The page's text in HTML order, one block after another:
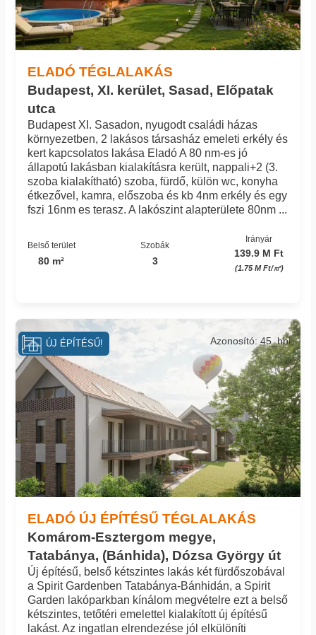
ELADÓ TÉGLALAKÁS
Budapest, XI. kerület, Sasad, Előpatak
utca
Budapest XI. Sasadon, nyugodt családi házas
környezetben, 2 lakásos társasház emeleti erkély és
kert kapcsolatos lakása Eladó A 80 nm-es jó
állapotú lakásban kialakításra került, nappali+2 (3.
szoba kialakítható) szoba, fürdő, külön wc, konyha
étkezővel, kamra, előszoba és kb 4nm erkély és egy
fszi 16nm es terasz. A lakószint alapterülete 80nm ...
Belső terület
80 m²
Szobák
3
Irányár
139.9 M Ft
(1.75 M Ft/㎡)
ELADÓ ÚJ ÉPÍTÉSŰ TÉGLALAKÁS
Komárom-Esztergom megye,
Tatabánya, (Bánhida), Dózsa György út
Azonosító: 45_hbi
Új építésű, belső kétszintes lakás két fürdőszobával
a Spirit Gardenben Tatabánya-Bánhidán, a Spirit
Garden lakóparkban kínálom megvételre ezt a belső
kétszintes, tetőtéri emelettel kialakított új építésű
lakást. Az ingatlan elrendezése jól elkülöníti
ÚJ ÉPÍTÉSŰ!